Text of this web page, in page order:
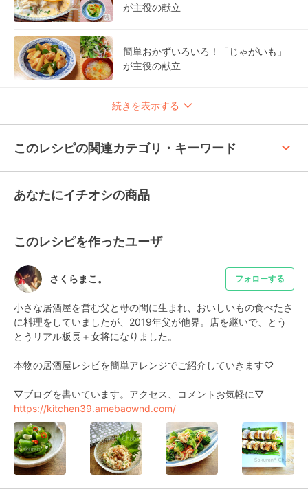
が主役の献立
簡単おかずいろいろ！「じゃがいも」
が主役の献立
続きを表示する
このレシピの関連カテゴリ・キーワード keyboard_arrow_up
あなたにイチオシの商品
このレシピを作ったユーザ
さくらまこ。 フォローする
小さな居酒屋を営む父と母の間に生まれ、おいしいもの食べたさ
に料理をしていましたが、2019年父が他界。店を継いで、とう
とうリアル板長＋女将になりました。
本物の居酒屋レシピを簡単アレンジでご紹介していきます♡
https://kitchen39.amebaownd.com/